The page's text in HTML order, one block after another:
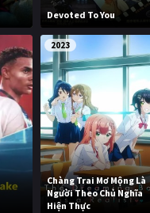
Devoted To You
2023
Chàng Trai Mơ Mộng Là
Người Theo Chủ Nghĩa
Hiện Thực